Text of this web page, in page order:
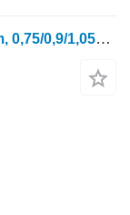
Bomet U063/1 2+1, korpus: 25-30-35cm, 0,75/0,9/1,05m Leo